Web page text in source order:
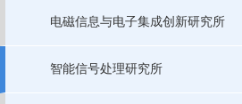
电磁信息与电子集成创新研究所
智能信号处理研究所